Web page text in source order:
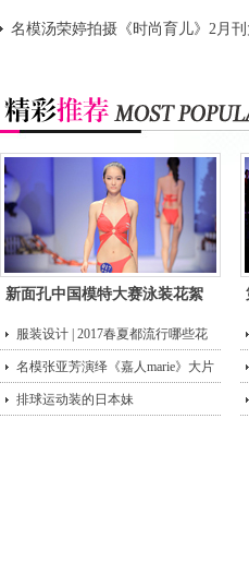
名模汤荣婷拍摄《时尚育儿》2月
新面孔中国模特大赛泳装花絮
服装设计 | 2017春夏都流行哪些花
型？名模张亚芳演绎《嘉人marie》大片
排球运动装的日本妹